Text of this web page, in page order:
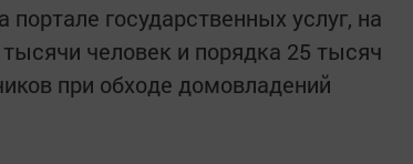
государственных услуг, на
человек и порядка 25 тысяч
при обходе домовладений